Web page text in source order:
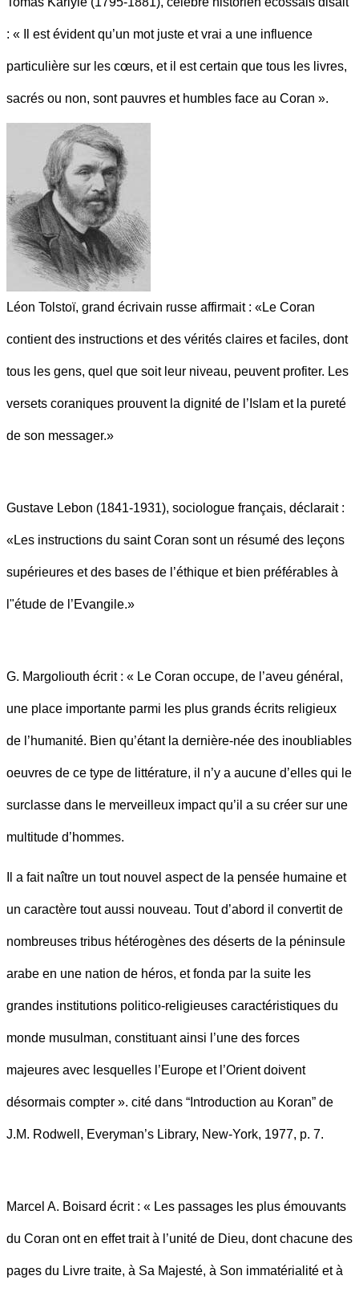
: « Il est évident qu’un mot juste et vrai a une influence
particulière sur les cœurs, et il est certain que tous les livres,
sacrés ou non, sont pauvres et humbles face au Coran ».
Léon Tolstoï, grand écrivain russe affirmait : «Le Coran
contient des instructions et des vérités claires et faciles, dont
tous les gens, quel que soit leur niveau, peuvent profiter. Les
versets coraniques prouvent la dignité de l’Islam et la pureté
de son messager.»
Gustave Lebon (1841-1931), sociologue français, déclarait :
«Les instructions du saint Coran sont un résumé des leçons
supérieures et des bases de l’éthique et bien préférables à
l"étude de l’Evangile.»
G. Margoliouth écrit : « Le Coran occupe, de l’aveu général,
une place importante parmi les plus grands écrits religieux
de l’humanité. Bien qu’étant la dernière-née des inoubliables
oeuvres de ce type de littérature, il n’y a aucune d’elles qui le
surclasse dans le merveilleux impact qu’il a su créer sur une
multitude d’hommes.
Il a fait naître un tout nouvel aspect de la pensée humaine et
un caractère tout aussi nouveau. Tout d’abord il convertit de
nombreuses tribus hétérogènes des déserts de la péninsule
arabe en une nation de héros, et fonda par la suite les
grandes institutions politico-religieuses caractéristiques du
monde musulman, constituant ainsi l’une des forces
majeures avec lesquelles l’Europe et l’Orient doivent
désormais compter ». cité dans “Introduction au Koran” de
J.M. Rodwell, Everyman’s Library, New-York, 1977, p. 7.
Marcel A. Boisard écrit : « Les passages les plus émouvants
du Coran ont en effet trait à l’unité de Dieu, dont chacune des
pages du Livre traite, à Sa Majesté, à Son immatérialité et à